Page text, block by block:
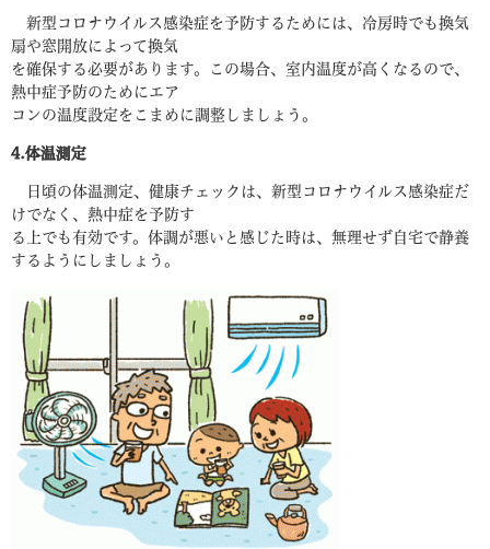
新型コロナウイルス感染症を予防するためには、冷房時でも換気
扇や窓開放によって換気
を確保する必要があります。この場合、室内温度が高くなるので、
熱中症予防のためにエア
コンの温度設定をこまめに調整しましょう。
4.体温測定
日頃の体温測定、健康チェックは、新型コロナウイルス感染症だ
けでなく、熱中症を予防す
る上でも有効です。体調が悪いと感じた時は、無理せず自宅で静養
するようにしましょう。